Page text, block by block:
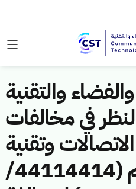
والتقنية
في مخالفات
وتقنية
المعلومات رقم (44114414/